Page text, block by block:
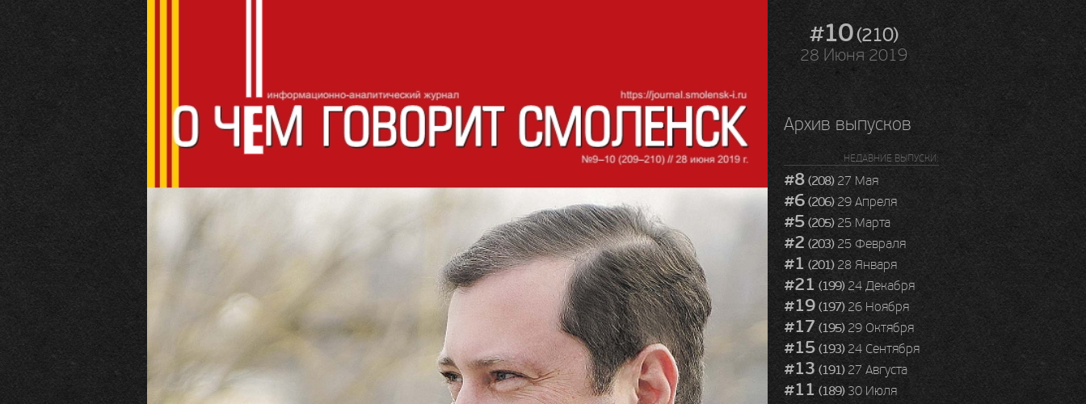
#10(210)
28 Июня 2019
Архив выпусков
НЕДАВНИЕ ВЫПУСКИ:
#8 (208)27 Мая
#6 (206)29 Апреля
#5 (205)25 Марта
#2 (203)25 Февраля
#1 (201)28 Января
#21 (199)24 Декабря
#19 (197)26 Ноября
#17 (195)29 Октября
#15 (193)24 Сентября
#13 (191)27 Августа
#11 (189)30 Июля